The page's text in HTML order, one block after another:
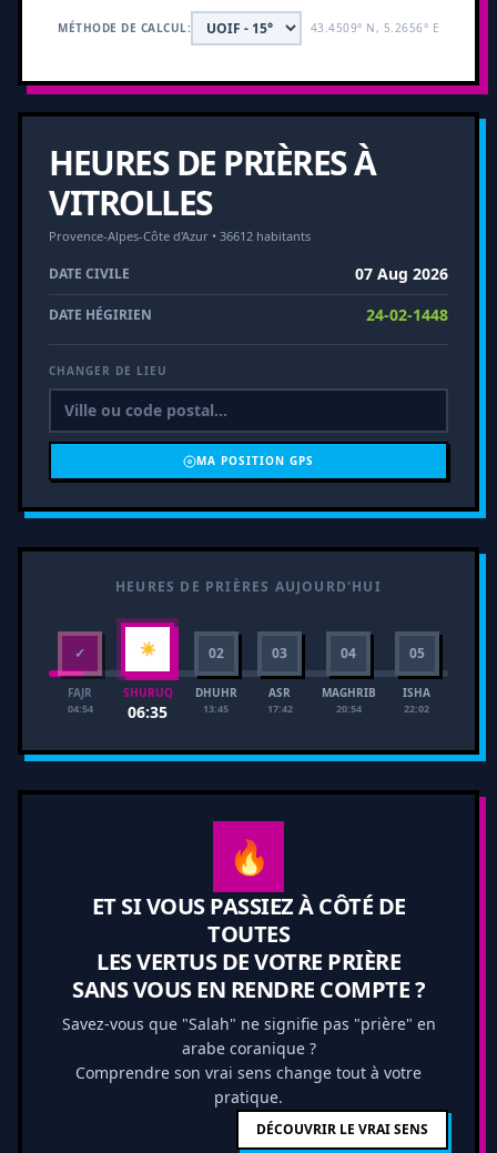
HEURES DE PRIÈRES À
VITROLLES
Provence-Alpes-Côte d'Azur • 36612 habitants
DATE CIVILE 07 Aug 2026
DATE HÉGIRIEN 24-02-1448
CHANGER DE LIEU
MA POSITION GPS
MÉTHODE DE CALCUL: 43.4509° N, 5.2656° E
HEURES DE PRIÈRES AUJOURD'HUI
✓
FAJR
04:54
☀
SHURUQ
06:35
02
DHUHR
13:45
03
ASR
17:42
04
MAGHRIB
20:54
05
ISHA
22:02
🔥
ET SI VOUS PASSIEZ À CÔTÉ DE
TOUTES
LES VERTUS DE VOTRE PRIÈRE
SANS VOUS EN RENDRE COMPTE ?
Savez-vous que "Salah" ne signifie pas "prière" en
arabe coranique ?
Comprendre son vrai sens change tout à votre
pratique.
DÉCOUVRIR LE VRAI SENS